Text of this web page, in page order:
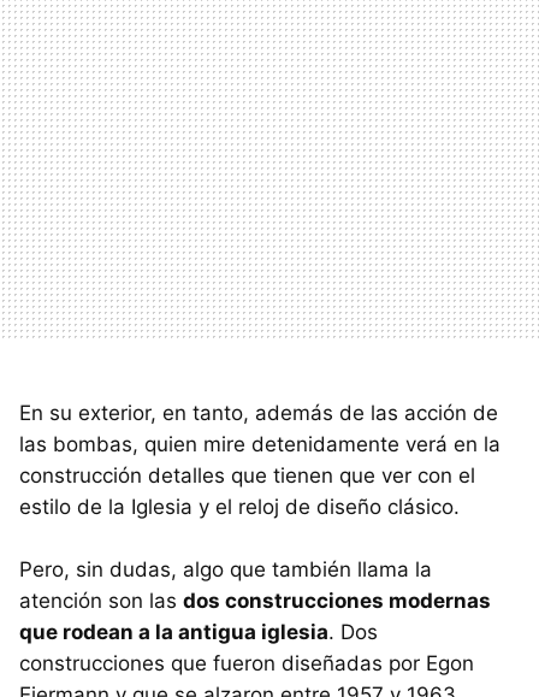
En su exterior, en tanto, además de las acción de
las bombas, quien mire detenidamente verá en la
construcción detalles que tienen que ver con el
estilo de la Iglesia y el reloj de diseño clásico.
Pero, sin dudas, algo que también llama la
atención son las dos construcciones modernas
que rodean a la antigua iglesia. Dos
construcciones que fueron diseñadas por Egon